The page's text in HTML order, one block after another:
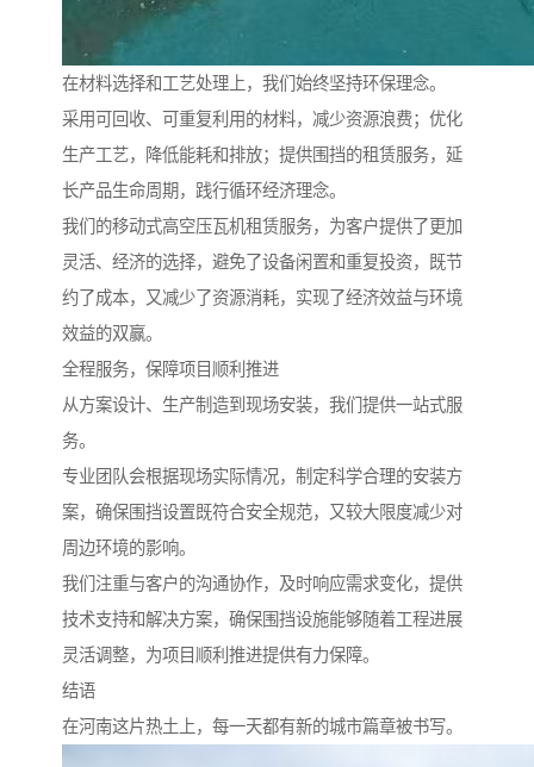
在材料选择和工艺处理上，我们始终坚持环保理念。
采用可回收、可重复利用的材料，减少资源浪费；优化
生产工艺，降低能耗和排放；提供围挡的租赁服务，延
长产品生命周期，践行循环经济理念。
我们的移动式高空压瓦机租赁服务，为客户提供了更加
灵活、经济的选择，避免了设备闲置和重复投资，既节
约了成本，又减少了资源消耗，实现了经济效益与环境
效益的双赢。
全程服务，保障项目顺利推进
从方案设计、生产制造到现场安装，我们提供一站式服
务。
专业团队会根据现场实际情况，制定科学合理的安装方
案，确保围挡设置既符合安全规范，又较大限度减少对
周边环境的影响。
我们注重与客户的沟通协作，及时响应需求变化，提供
技术支持和解决方案，确保围挡设施能够随着工程进展
灵活调整，为项目顺利推进提供有力保障。
结语
在河南这片热土上，每一天都有新的城市篇章被书写。